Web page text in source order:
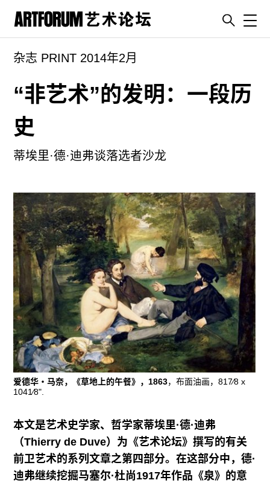
artguide
新闻
展评
杂志
ART & EDUCATION
广告
订阅
往期内容
联系我们
关注我们
杂志 PRINT 2014年2月
“非艺术”的发明：一段历
史
蒂埃里·德·迪弗谈落选者沙龙
爱德华・马奈，《草地上的午餐》，1863，布面油画，817⁄8 x
1041⁄8".
本文是艺术史学家、哲学家蒂埃里·德·迪弗
（Thierry de Duve）为《艺术论坛》撰写的有关
前卫艺术的系列文章之第四部分。在这部分中，德·
迪弗继续挖掘马塞尔·杜尚1917年作品《泉》的意